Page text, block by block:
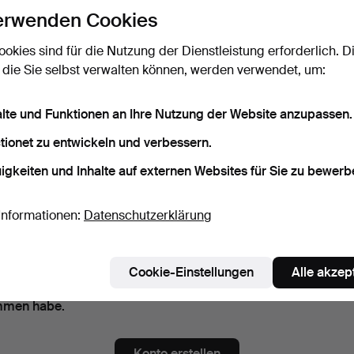
Das Passwort als Klartext
Sie die Newsletter von Ma San Auction. (freiwillig)
Enladungen zu Veranstaltungen und Neuigkeiten.
Expertentipps, ausgewählten Objekten und Inspiration. Sie können das
bin über 18 Jahre alt und akzeptieredie
zur Kenntnis
habe.
Cookies
sind für die Nutzung der Dienstleistung erforderlich.
Sie selbst verwalten können, werden verwendet, um:
und Funktionen an Ihre Nutzung der Website anzupassen.
zu entwickeln und verbessern.
und Inhalte auf externen Websites für Sie zu
Datenschutzerklärung
Cookie-Einstellungen Alle